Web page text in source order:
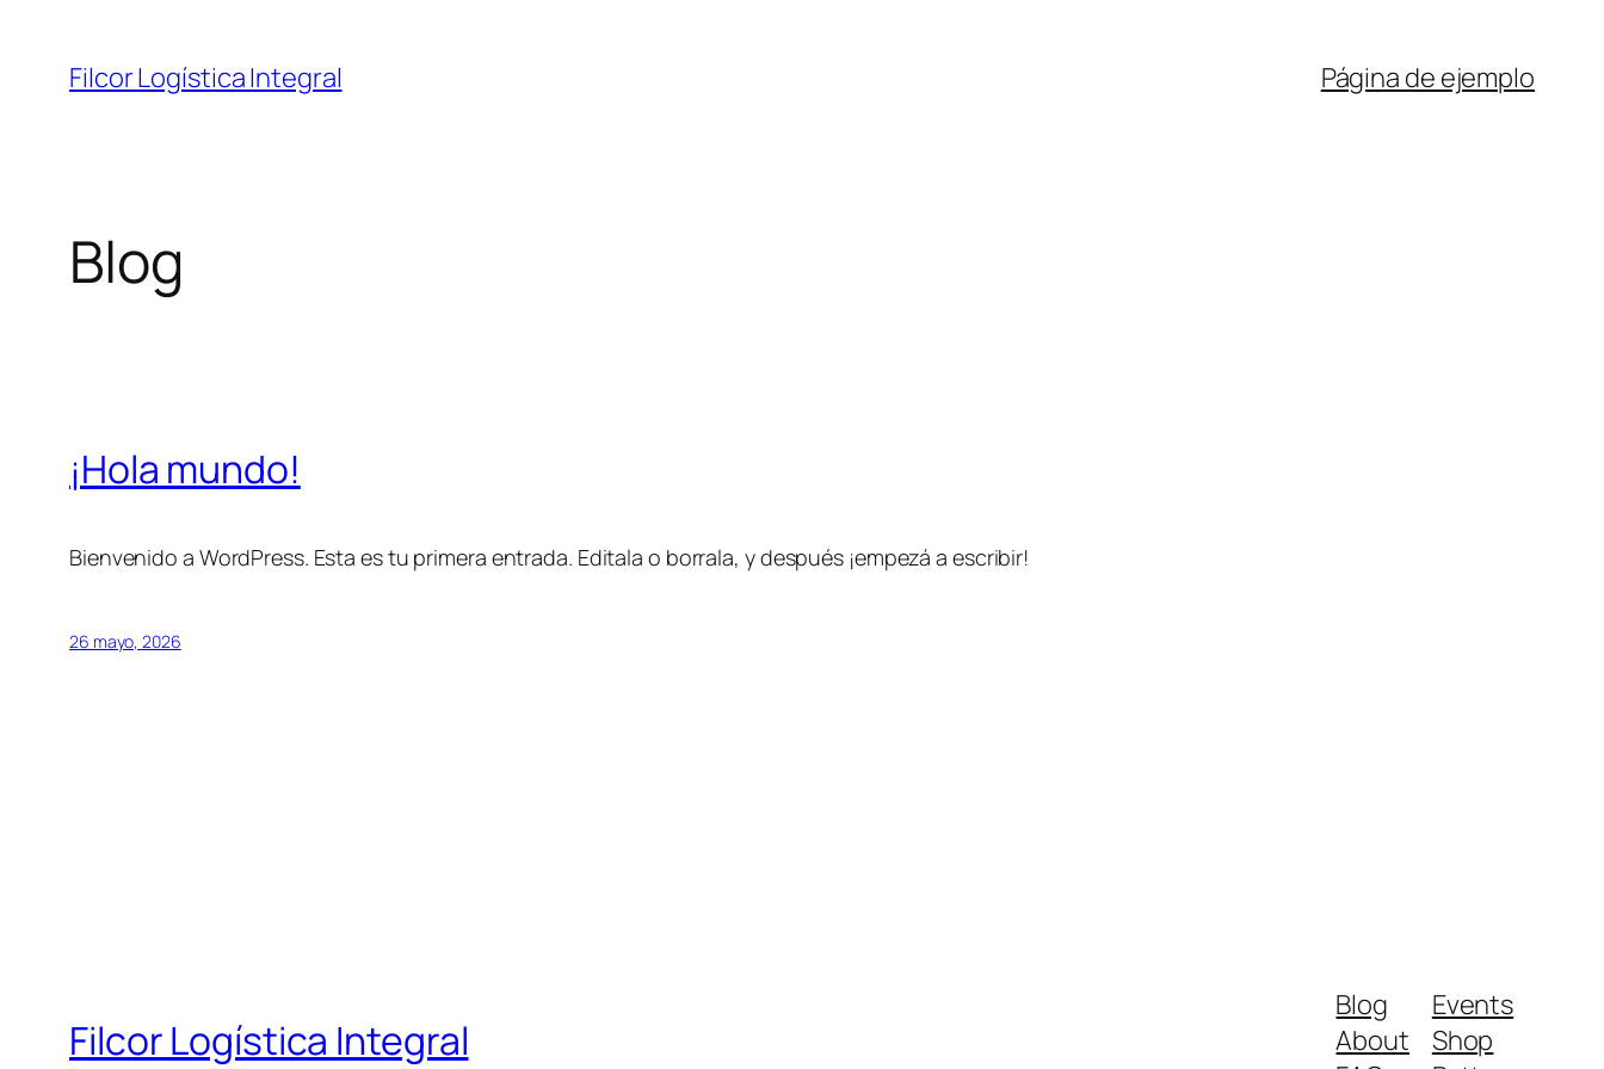
contenido
Filcor Logística Integral Página de ejemplo
Blog
¡Hola mundo!
Bienvenido a WordPress. Esta es tu primera entrada. Editala o borrala, y después ¡empezá a escribir!
26 mayo, 2026
Filcor Logística Integral
Blog
About
Events
Shop